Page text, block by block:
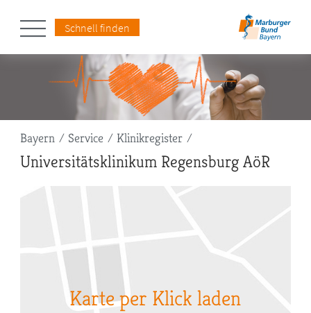
Schnell finden
Pfadnavigation
Bayern Service Klinikregister
Universitätsklinikum Regensburg AöR
Karte per Klick laden